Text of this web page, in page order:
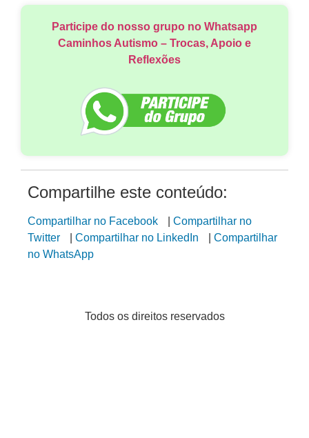
Participe do nosso grupo no Whatsapp
Caminhos Autismo – Trocas, Apoio e
Reflexões
Compartilhe este conteúdo:
Compartilhar no Facebook
Compartilhar no
Twitter
Compartilhar no LinkedIn
Compartilhar
no WhatsApp
Todos os direitos reservados